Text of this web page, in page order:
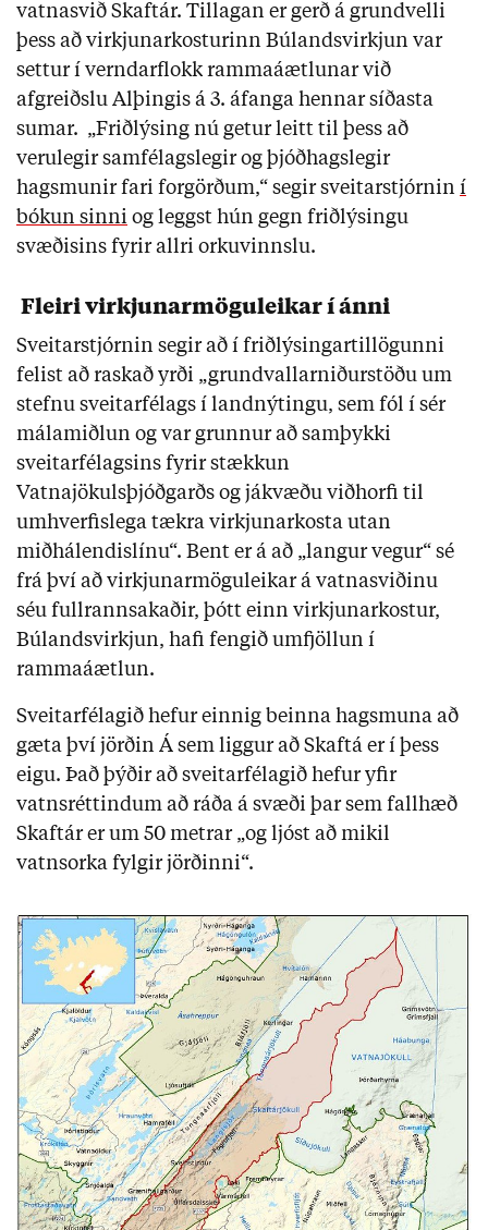
vatnasvið Skaftár. Tillagan er gerð á grundvelli
þess að virkjunarkosturinn Búlandsvirkjun var
settur í verndarflokk rammaáætlunar við
afgreiðslu Alþingis á 3. áfanga hennar síðasta
sumar. „Friðlýsing nú getur leitt til þess að
verulegir samfélagslegir og þjóðhagslegir
hagsmunir fari forgörðum,“ segir sveitarstjórnin í
bókun sinni og leggst hún gegn friðlýsingu
svæðisins fyrir allri orkuvinnslu.
Fleiri virkjunarmöguleikar í ánni
Sveitarstjórnin segir að í friðlýsingartillögunni
felist að raskað yrði „grundvallarniðurstöðu um
stefnu sveitarfélags í landnýtingu, sem fól í sér
málamiðlun og var grunnur að samþykki
sveitarfélagsins fyrir stækkun
Vatnajökulsþjóðgarðs og jákvæðu viðhorfi til
umhverfislega tækra virkjunarkosta utan
miðhálendislínu“. Bent er á að „langur vegur“ sé
frá því að virkjunarmöguleikar á vatnasviðinu
séu fullrannsakaðir, þótt einn virkjunarkostur,
Búlandsvirkjun, hafi fengið umfjöllun í
rammaáætlun.
Sveitarfélagið hefur einnig beinna hagsmuna að
gæta því jörðin Á sem liggur að Skaftá er í þess
eigu. Það þýðir að sveitarfélagið hefur yfir
vatnsréttindum að ráða á svæði þar sem fallhæð
Skaftár er um 50 metrar „og ljóst að mikil
vatnsorka fylgir jörðinni“.